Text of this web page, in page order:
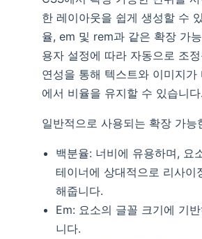
한 레이아웃을 쉽게 생성할 수
율, em 및 rem과 같은 확장 가
용자 설정에 따라 자동으로 조
연성을 통해 텍스트와 이미지가
에서 비율을 유지할 수 있습니다.
일반적으로 사용되는 확장 가능
백분율: 너비에 유용하며, 요
테이너에 상대적으로 리사이
해줍니다.
Em: 요소의 글꼴 크기에 기
니다.